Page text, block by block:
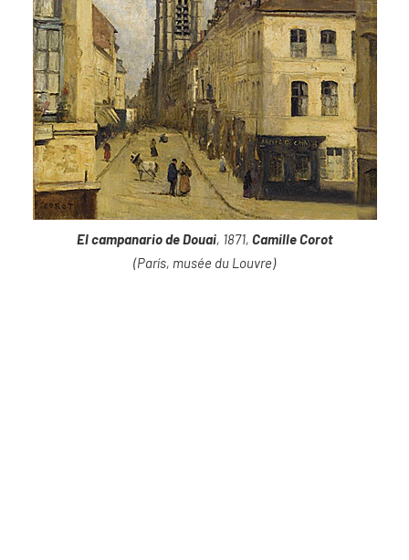
El campanario de Douai, 1871, Camille Corot
(París, musée du Louvre)